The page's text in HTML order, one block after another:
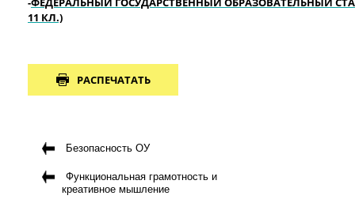
11 КЛ.)
РАСПЕЧАТАТЬ
Безопасность ОУ
Функциональная грамотность и
креативное мышление